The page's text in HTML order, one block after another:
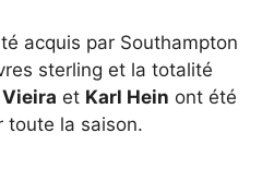
acquis par Southampton
sterling et la totalité
et Karl Hein ont été
toute la saison.